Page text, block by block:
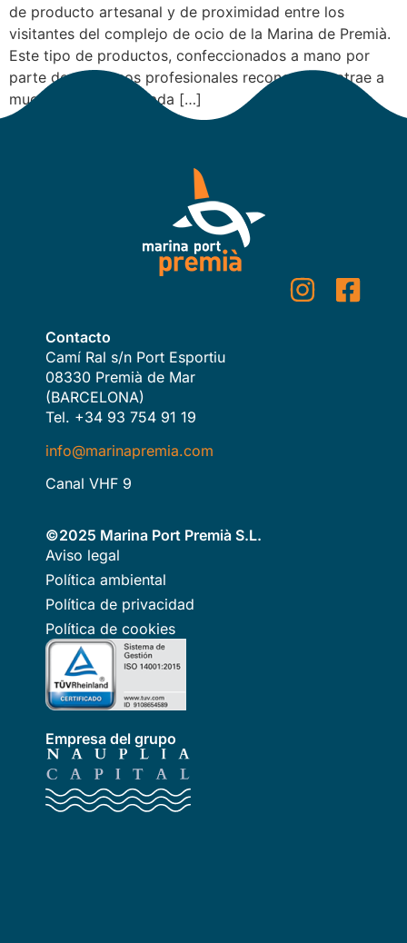
de producto artesanal y de proximidad entre los
visitantes del complejo de ocio de la Marina de Premià.
Este tipo de productos, confeccionados a mano por
parte de artesanos profesionales reconocidos, atrae a
mucha gente interesada […]
Contacto
Camí Ral s/n Port Esportiu
08330 Premià de Mar
(BARCELONA)
Tel. +34 93 754 91 19
info@marinapremia.com
Canal VHF 9
©2025 Marina Port Premià S.L.
Aviso legal
Política ambiental
Política de privacidad
Política de cookies
Empresa del grupo